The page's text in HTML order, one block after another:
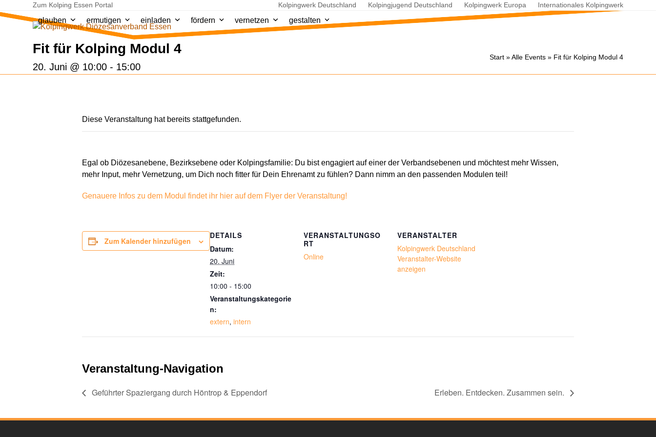
to
Zum Kolping Essen Portal Kolpingwerk Deutschland Kolpingjugend Deutschland Kolpingwerk Europa Internationales Kolpingwerk
glauben ermutigen einladen fördern vernetzen gestalten
Fit für Kolping Modul 4
20. Juni @ 10:00 - 15:00
Start»Alle Events» Fit für Kolping Modul 4
Diese Veranstaltung hat bereits stattgefunden.
Egal ob Diözesanebene, Bezirksebene oder Kolpingsfamilie: Du bist engagiert auf einer der Verbandsebenen und möchtest mehr Wissen,
mehr Input, mehr Vernetzung, um Dich noch fitter für Dein Ehrenamt zu fühlen? Dann nimm an den passenden Modulen teil!
Genauere Infos zu dem Modul findet ihr hier auf dem Flyer der Veranstaltung!
Zum Kalender hinzufügen
DETAILS
Datum:
20. Juni
Zeit:
10:00 - 15:00
Veranstaltungskategorie
n:
extern, intern
VERANSTALTUNGSO
RT
Online
VERANSTALTER
Kolpingwerk Deutschland
Veranstalter-Website
anzeigen
Veranstaltung-Navigation
Geführter Spaziergang durch Höntrop & Eppendorf Erleben. Entdecken. Zusammen sein.